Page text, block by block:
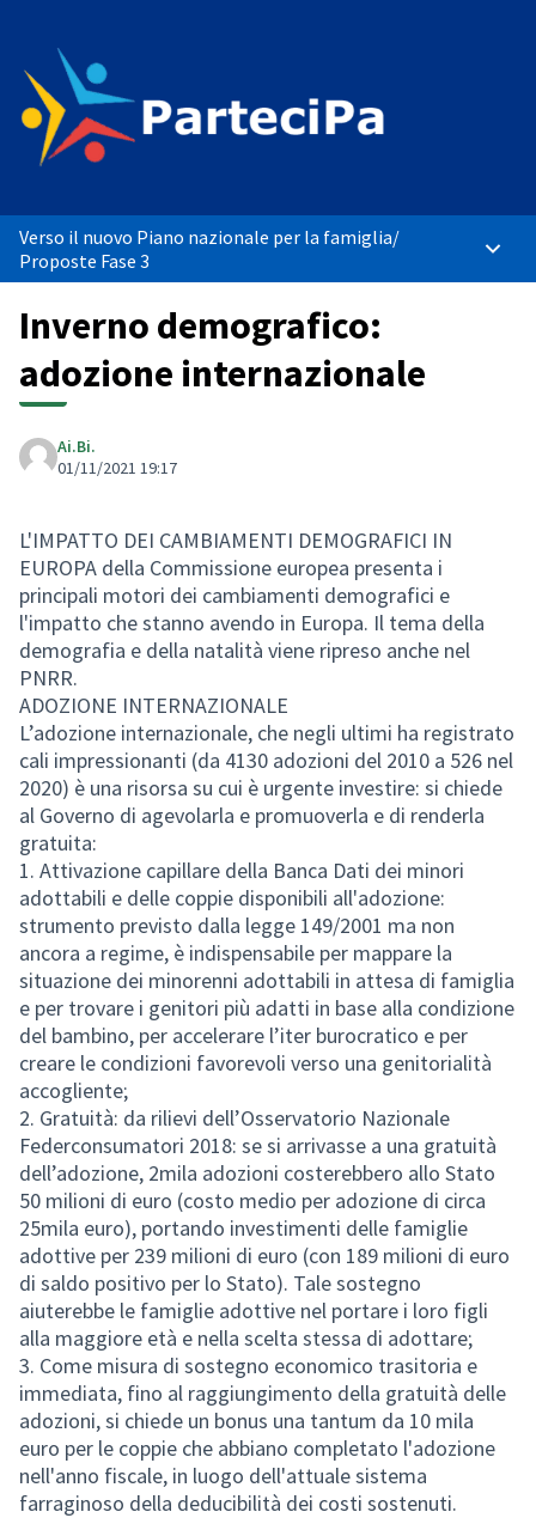
Verso il nuovo Piano nazionale per la famiglia/
Proposte Fase 3
Inverno demografico:
adozione internazionale
Ai.Bi.
01/11/2021 19:17
L'IMPATTO DEI CAMBIAMENTI DEMOGRAFICI IN
EUROPA della Commissione europea presenta i
principali motori dei cambiamenti demografici e
l'impatto che stanno avendo in Europa. Il tema della
demografia e della natalità viene ripreso anche nel
PNRR.
ADOZIONE INTERNAZIONALE
L’adozione internazionale, che negli ultimi ha registrato
cali impressionanti (da 4130 adozioni del 2010 a 526 nel
2020) è una risorsa su cui è urgente investire: si chiede
al Governo di agevolarla e promuoverla e di renderla
gratuita:
1. Attivazione capillare della Banca Dati dei minori
adottabili e delle coppie disponibili all'adozione:
strumento previsto dalla legge 149/2001 ma non
ancora a regime, è indispensabile per mappare la
situazione dei minorenni adottabili in attesa di famiglia
e per trovare i genitori più adatti in base alla condizione
del bambino, per accelerare l’iter burocratico e per
creare le condizioni favorevoli verso una genitorialità
accogliente;
2. Gratuità: da rilievi dell’Osservatorio Nazionale
Federconsumatori 2018: se si arrivasse a una gratuità
dell’adozione, 2mila adozioni costerebbero allo Stato
50 milioni di euro (costo medio per adozione di circa
25mila euro), portando investimenti delle famiglie
adottive per 239 milioni di euro (con 189 milioni di euro
di saldo positivo per lo Stato). Tale sostegno
aiuterebbe le famiglie adottive nel portare i loro figli
alla maggiore età e nella scelta stessa di adottare;
3. Come misura di sostegno economico trasitoria e
immediata, fino al raggiungimento della gratuità delle
adozioni, si chiede un bonus una tantum da 10 mila
euro per le coppie che abbiano completato l'adozione
nell'anno fiscale, in luogo dell'attuale sistema
farraginoso della deducibilità dei costi sostenuti.